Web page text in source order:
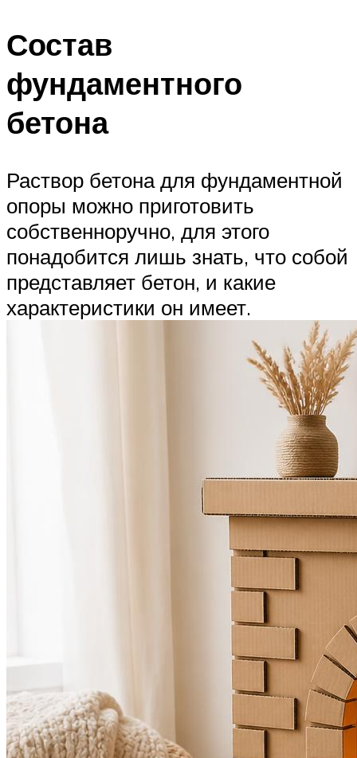
Состав
фундаментного
бетона
Раствор бетона для фундаментной
опоры можно приготовить
собственноручно, для этого
понадобится лишь знать, что собой
представляет бетон, и какие
характеристики он имеет.